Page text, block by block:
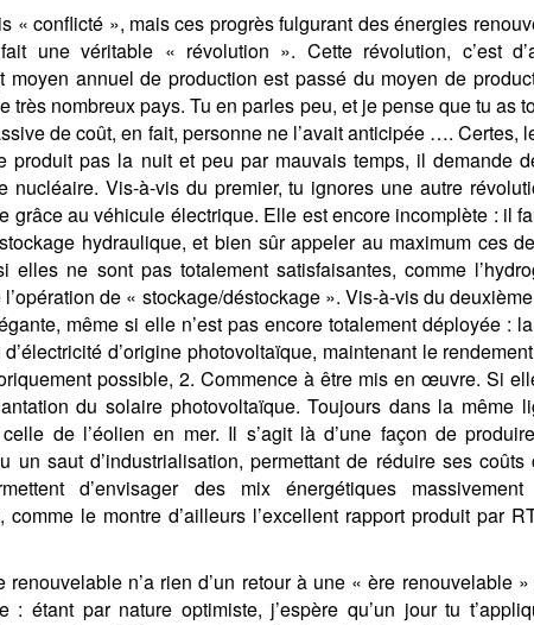
« conflicté », mais ces progrès fulgurant des énergies
une véritable « révolution ». Cette révolution, c’est
annuel de production est passé du moyen de
très nombreux pays. Tu en parles peu, et je pense que tu as
de coût, en fait, personne ne l’avait anticipée …. Certes,
pas la nuit et peu par mauvais temps, il demande
nucléaire. Vis-à-vis du premier, tu ignores une autre
grâce au véhicule électrique. Elle est encore incomplète : il
hydraulique, et bien sûr appeler au maximum ces
elles ne sont pas totalement satisfaisantes, comme
de « stockage/déstockage ». Vis-à-vis du
même si elle n’est pas encore totalement déployée :
d’origine photovoltaïque, maintenant le
possible, 2. Commence à être mis en œuvre. Si
du solaire photovoltaïque. Toujours dans la même
de l’éolien en mer. Il s’agit là d’une façon de
un saut d’industrialisation, permettant de réduire ses
d’envisager des mix énergétiques massivement
le montre d’ailleurs l’excellent rapport produit par
n’a rien d’un retour à une « ère renouvelable
étant par nature optimiste, j’espère qu’un jour tu